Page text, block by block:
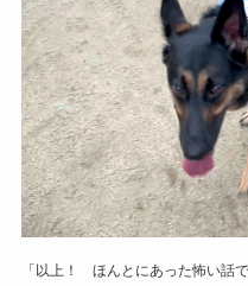
「以上！ ほんとにあった怖い話で